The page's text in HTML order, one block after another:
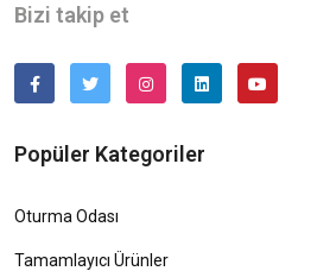
Bizi takip et
Popüler Kategoriler
Oturma Odası
Tamamlayıcı Ürünler